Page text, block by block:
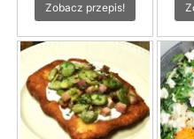
Zobacz przepis!